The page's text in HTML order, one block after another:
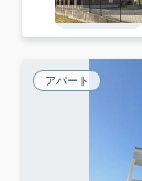
アパート